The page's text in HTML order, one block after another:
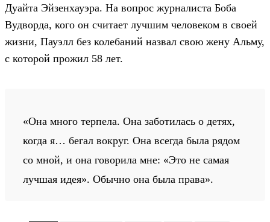
Дуайта Эйзенхауэра. На вопрос журналиста Боба
Вудворда, кого он считает лучшим человеком в своей
жизни, Пауэлл без колебаний назвал свою жену Альму,
с которой прожил 58 лет.
«Она много терпела. Она заботилась о детях,
когда я… бегал вокруг. Она всегда была рядом
со мной, и она говорила мне: «Это не самая
лучшая идея». Обычно она была права».